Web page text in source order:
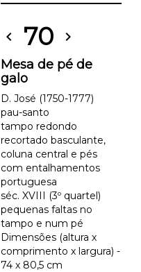
chevron_left 70 chevron_right
Mesa de pé de
galo
D. José (1750-1777)
pau-santo
tampo redondo
recortado basculante,
coluna central e pés
com entalhamentos
portuguesa
séc. XVIII (3º quartel)
pequenas faltas no
tampo e num pé
Dimensões (altura x
comprimento x largura) -
74 x 80,5 cm